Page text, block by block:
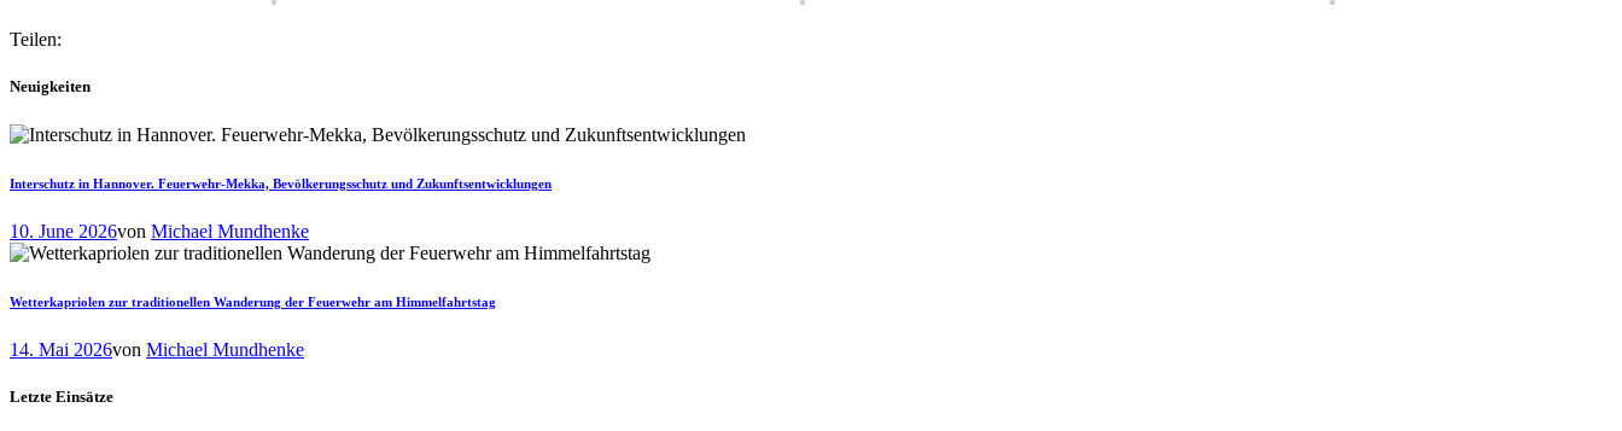
Teilen:
Neuigkeiten
Interschutz in Hannover. Feuerwehr-Mekka, Bevölkerungsschutz und Zukunftsentwicklungen
10. June 2026von Michael Mundhenke
Wetterkapriolen zur traditionellen Wanderung der Feuerwehr am Himmelfahrtstag
14. Mai 2026von Michael Mundhenke
Letzte Einsätze